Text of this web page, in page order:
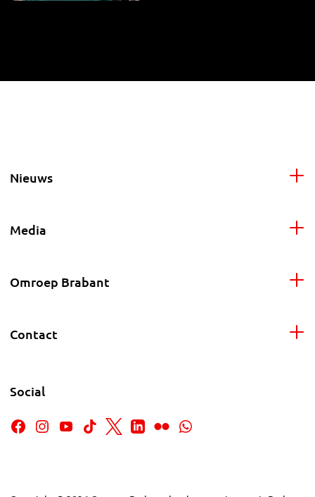
Nieuws
Media
Omroep Brabant
Contact
Social